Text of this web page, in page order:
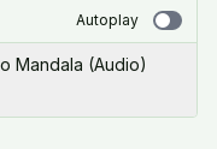
Autoplay
Mandala (Audio)